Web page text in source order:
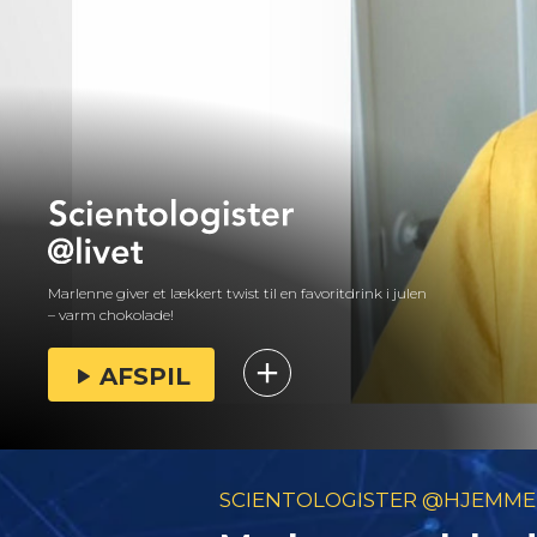
Marlenne giver et lækkert twist til en favoritdrink i julen
– varm chokolade!
AFSPIL
SCIENTOLOGISTER @HJEMME